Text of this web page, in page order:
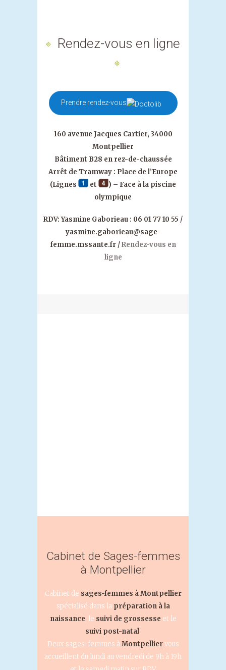
Rendez-vous en ligne
Prendre rendez-vous
160 avenue Jacques Cartier, 34000
Montpellier
Bâtiment B28 en rez-de-chaussée
Arrêt de Tramway : Place de l’Europe
(Lignes
et
) – Face à la piscine
olympique
RDV: Yasmine Gaborieau : 06 01 77 10 55 /
yasmine.gaborieau@sage-
femme.mssante.fr /Rendez-vous en
ligne
Cabinet de Sages-femmes
à Montpellier
Cabinet de sages-femmes à Montpellier
spécialisé dans la préparation à la
naissance, le suivi de grossesse et le
suivi post-natal.
Deux sages-femmes àMontpelliervous
accueillent du lundi au vendredi de 9h à 19h